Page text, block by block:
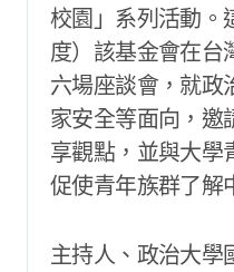
校園」系列活動。
度）該基金會在台
六場座談會，就政
家安全等面向，邀
享觀點，並與大學
促使青年族群了解
主持人、政治大學